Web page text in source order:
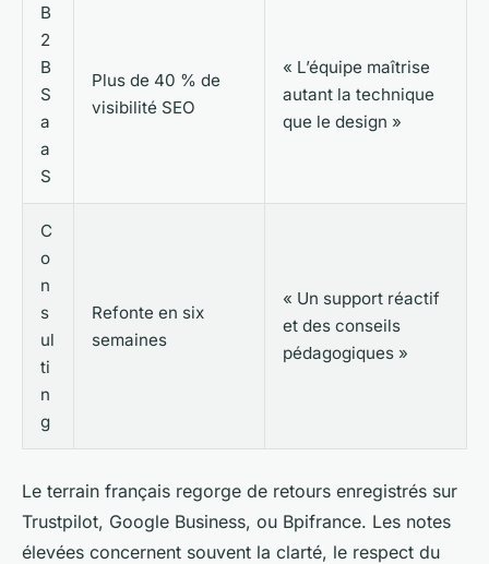
B
2
B
S
a
a
S
Plus de 40 % de
visibilité SEO
« L’équipe maîtrise
autant la technique
que le design »
C
o
n
s
ul
ti
n
g
Refonte en six
semaines
« Un support réactif
et des conseils
pédagogiques »
Le terrain français regorge de retours enregistrés sur
Trustpilot, Google Business, ou Bpifrance. Les notes
élevées concernent souvent la clarté, le respect du